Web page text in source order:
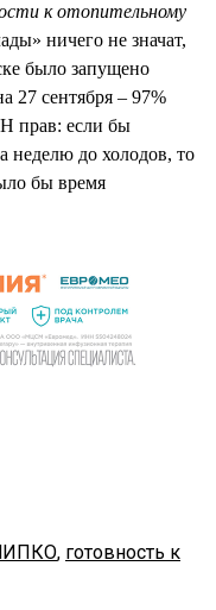
к отопительному
ничего не значат,
было запущено
27 сентября – 97%
прав: если бы
неделю до холодов, то
бы время
, готовность к